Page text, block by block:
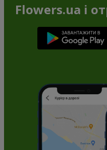
Flowers.ua і